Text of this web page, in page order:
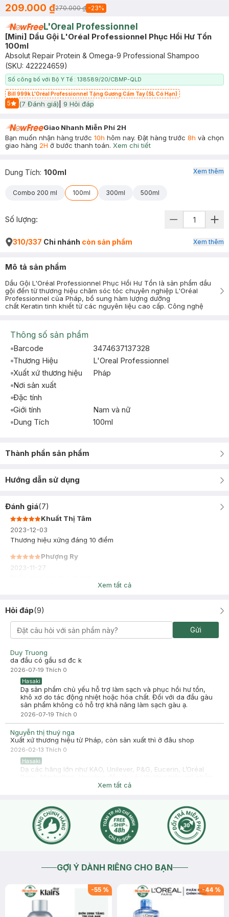
209.000 ₫270.000 ₫ -23%
L'Oreal Professionnel
[Mini] Dầu Gội L'Oréal Professionnel Phục Hồi Hư Tổn
100ml
Absolut Repair Protein & Omega-9 Professional Shampoo
(SKU: 422224659)
Số công bố với Bộ Y Tế : 138589/20/CBMP-QLD
Bill 999k L'Oréal Professionnel Tặng Gương Cầm Tay (SL Có Hạn)
5
Start Icon
(7 Đánh giá) 9 Hỏi đáp
Giao Nhanh Miễn Phí 2H
Bạn muốn nhận hàng trước 10h hôm nay. Đặt hàng trước 8h và chọn
giao hàng 2H ở bước thanh toán. Xem chi tiết
Dung Tích: 100ml
Combo 200 ml 100ml 300ml 500ml
Xem thêm
Số lượng:
310/337 Chi nhánh còn sản phẩm Xem thêm
Mô tả sản phẩm
Dầu Gội L'Oréal Professionnel Phục Hồi Hư Tổn là sản phẩm dầu
gội đến từ thương hiệu chăm sóc tóc chuyên nghiệp L'Oréal
Professionnel của Pháp, bổ sung hàm lượng dưỡng
chất Keratin tinh khiết từ các nguyên liệu cao cấp. Công nghệ
Thông số sản phẩm
Barcode
3474637137328
Thương Hiệu
L'Oreal Professionnel
Xuất xứ thương hiệu
Pháp
Nơi sản xuất
Đặc tính
Giới tính
Nam và nữ
Dung Tích
100ml
Thành phần sản phẩm
Hướng dẫn sử dụng
Đánh giá(7)
Khuất Thị Tâm
2023-12-03
Thương hiệu xứng đáng 10 điểm
Phượng Ry
2023-11-27
Xem tất cả
Hỏi đáp(9)
Gửi
Duy Truong
da đầu có gầu sd đc k
2026-07-19 Thích 0
Hasaki
Dạ sản phẩm chủ yếu hỗ trợ làm sạch và phục hồi hư tổn,
khô xơ do tác động nhiệt hoặc hóa chất. Đối với da đầu gàu
sản phẩm không có hỗ trợ khả năng làm sạch gàu ạ.
2026-07-19 Thích 0
Nguyễn thị thuý nga
Xuất xứ thương hiệu từ Pháp, còn sản xuất thì ở đâu shop
2026-02-13 Thích 0
Hasaki
Dạ các hãng lớn như KAO, Unilever, P&G, Eucerin, L’Oréal
lớn hàng đầu có đặt nhiều nhà máy sản xuất, gia công trên
cung cấp nguyên liệu, thành phần và được sản xuất theo
công nghệ của hãng với sự giám định nghiêm ngặt của hãng
trước khi được tung ra thị trường và tiêu thụ toàn cầu ạ.
2026-02-14Thích
Xem tất cả
GỢI Ý DÀNH RIÊNG CHO BẠN
-55 % -44 %